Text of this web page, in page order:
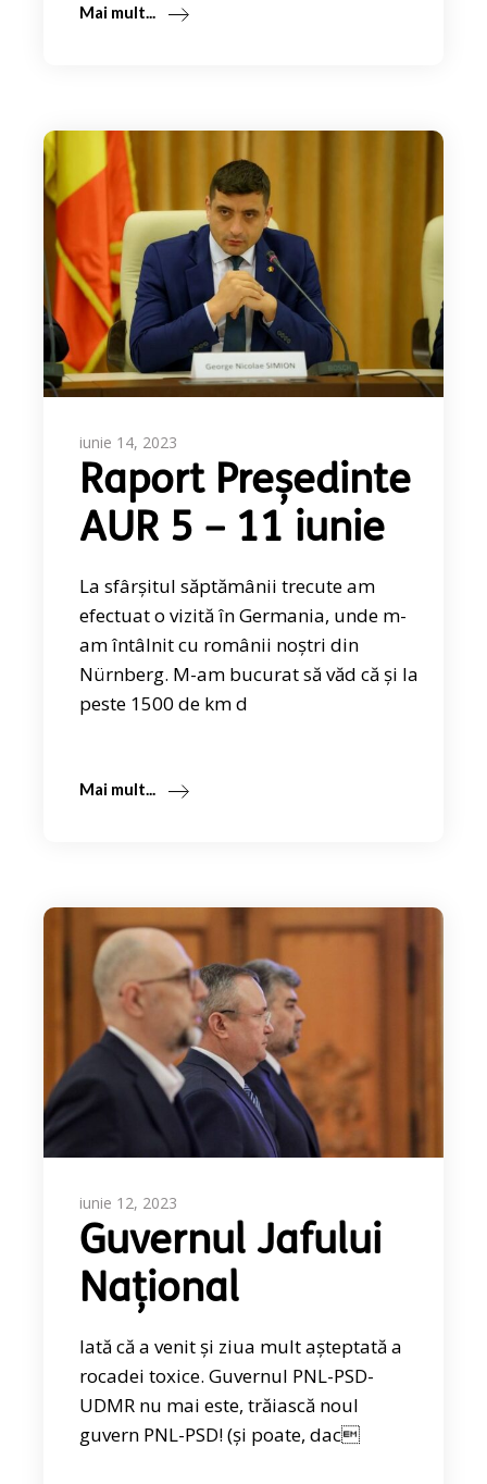
Mai mult...
iunie 14, 2023
Raport Președinte
AUR 5 – 11 iunie
La sfârșitul săptămânii trecute am
efectuat o vizită în Germania, unde m-
am întâlnit cu românii noștri din
Nürnberg. M-am bucurat să văd că și la
peste 1500 de km d
Mai mult...
iunie 12, 2023
Guvernul Jafului
Național
Iată că a venit și ziua mult așteptată a
rocadei toxice. Guvernul PNL-PSD-
UDMR nu mai este, trăiască noul
guvern PNL-PSD! (și poate, dac